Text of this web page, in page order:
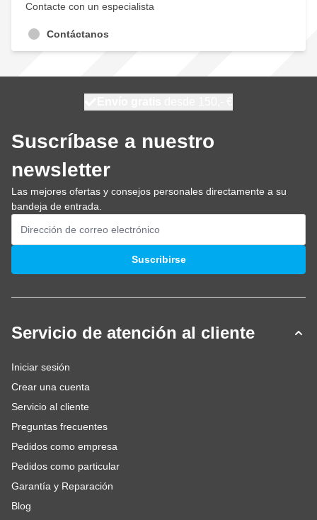
Contacte con un especialista
Contáctanos
Suscríbase a nuestro
newsletter
Las mejores ofertas y consejos personales directamente a su
bandeja de entrada.
Dirección de email
Suscribirse
Servicio de atención al cliente
Iniciar sesión
Crear una cuenta
Servicio al cliente
Preguntas frecuentes
Pedidos como empresa
Pedidos como particular
Garantía y Reparación
Blog